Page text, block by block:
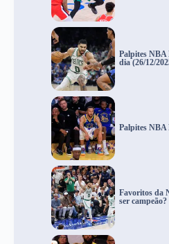
Palpites NBA
dia (26/12/
Palpites NBA
Favoritos da
ser campeão?